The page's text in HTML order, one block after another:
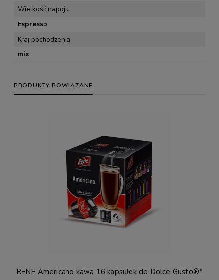
Wielkość napoju
Espresso
Kraj pochodzenia
mix
PRODUKTY POWIĄZANE
RENE Americano kawa 16 kapsułek do Dolce Gusto®*